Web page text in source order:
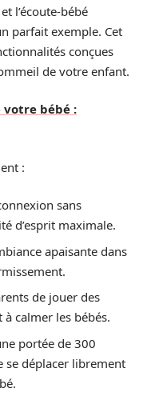
l’écoute-bébé
parfait exemple. Cet
conçues
de votre enfant.
votre bébé :
:
sans
d’esprit maximale.
apaisante dans
de jouer des
calmer les bébés.
portée de 300
se déplacer librement